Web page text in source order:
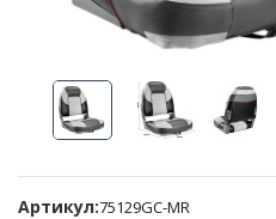
Артикул:75129GC-MR